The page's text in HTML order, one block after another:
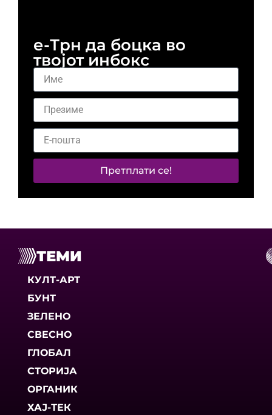
е-Трн да боцка во
твојот инбокс
Претплати се!
ТЕМИ
КУЛТ-АРТ
БУНТ
ЗЕЛЕНО
СВЕСНО
ГЛОБАЛ
СТОРИЈА
ОРГАНИК
ХАЈ-ТЕК